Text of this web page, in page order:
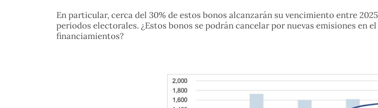
En particular, cerca del 30% de estos bonos alcanzarán su vencimiento entre
periodos electorales. ¿Estos bonos se podrán cancelar por nuevas emisiones en
financiamientos?